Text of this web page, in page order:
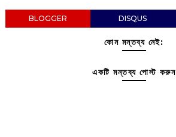
BLOGGER DISQUS
কোন মন্তব্য নেই:
একটি মন্তব্য পোস্ট করুন